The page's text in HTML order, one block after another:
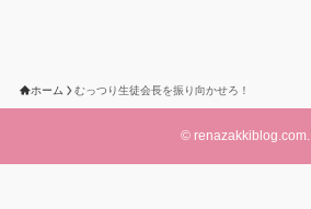
ホーム むっつり生徒会長を振り向かせろ！
© renazakkiblog.com.